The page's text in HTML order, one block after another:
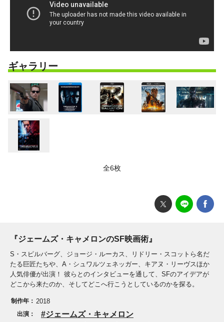
ギャラリー
全6枚
『ジェームズ・キャメロンのSF映画術』
S・スピルバーグ、ジョージ・ルーカス、リドリー・スコットら名だ
たる巨匠たちや、A・シュワルツェネッガー、キアヌ・リーヴスほか
人気俳優が出演！ 彼らとのインタビューを通して、SFのアイデアが
どこから来たのか、そしてどこへ行こうとしているのかを探る。
制作年： 2018
出演：
ジェームズ・キャメロン